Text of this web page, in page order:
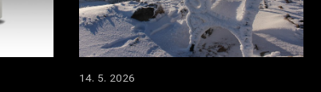
14. 5. 2026